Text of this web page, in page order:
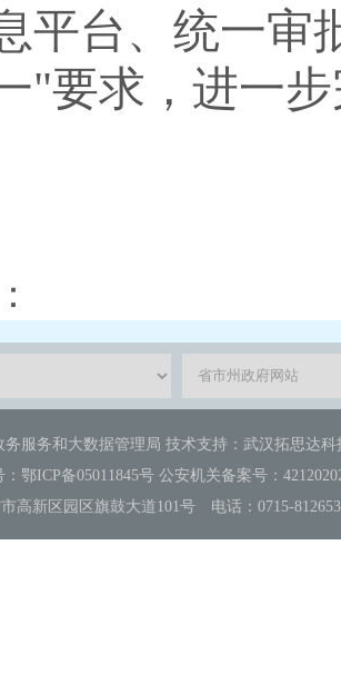
平台、统一审
"要求，进一
务服务和大数据管理局 技术支持：武汉拓思达
鄂ICP备05011845号 公安机关备案号：
高新区园区旗鼓大道101号 电话：0715-